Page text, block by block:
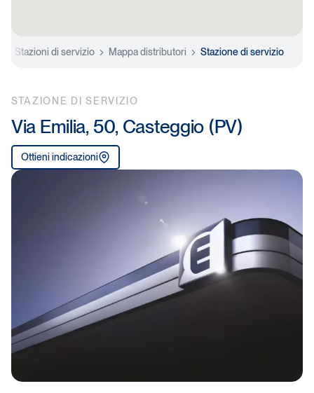
Stazioni di servizio Mappa distributori Stazione di servizio
STAZIONE DI SERVIZIO
Via Emilia, 50, Casteggio (PV)
Ottieni indicazioni